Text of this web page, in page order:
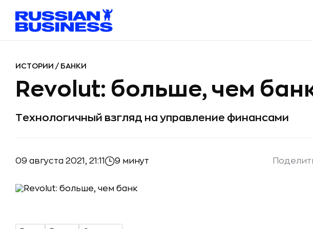
ИСТОРИИ / БАНКИ
Revolut: больше, чем
Технологичный взгляд на управление финансами
09 августа 2021, 21:11 9 минут